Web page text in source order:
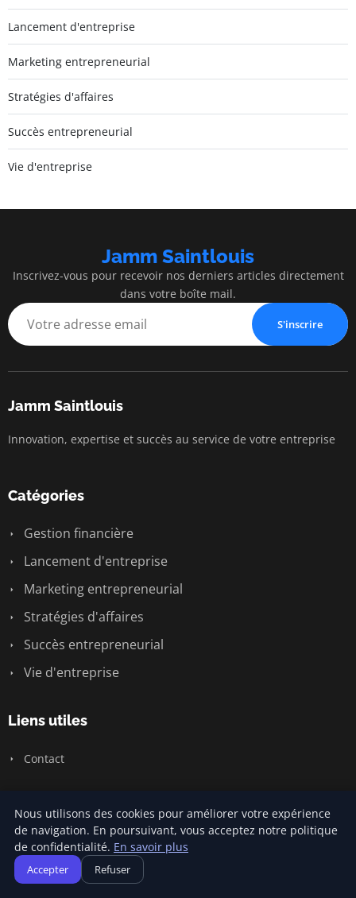
Lancement d'entreprise
Marketing entrepreneurial
Stratégies d'affaires
Succès entrepreneurial
Vie d'entreprise
Jamm Saintlouis
Inscrivez-vous pour recevoir nos derniers articles directement
dans votre boîte mail.
S'inscrire
Jamm Saintlouis
Innovation, expertise et succès au service de votre entreprise
Catégories
Gestion financière
Lancement d'entreprise
Marketing entrepreneurial
Stratégies d'affaires
Succès entrepreneurial
Vie d'entreprise
Liens utiles
Contact
Informations
Plan du site
Nous utilisons des cookies pour améliorer votre expérience
de navigation. En poursuivant, vous acceptez notre politique
de confidentialité. En savoir plus
Accepter Refuser